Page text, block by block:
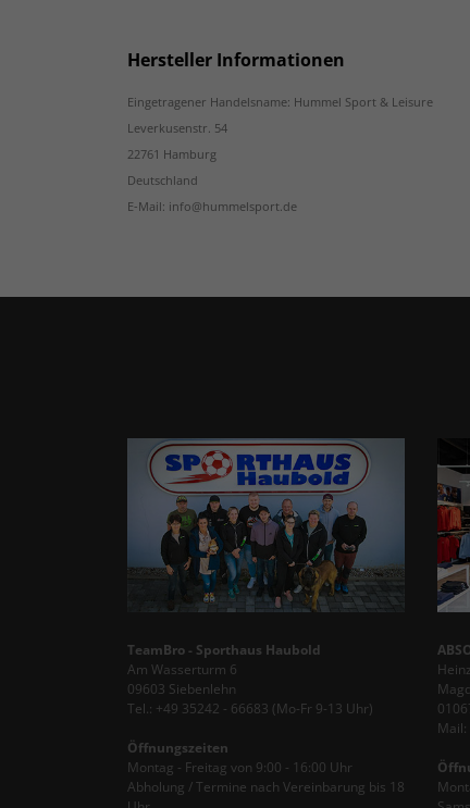
Hersteller Informationen
Eingetragener Handelsname: Hummel Sport & Leisure
Leverkusenstr. 54
22761 Hamburg
Deutschland
E-Mail: info@hummelsport.de
TeamBro - Sporthaus Haubold
Am Wasserturm 6
09603 Siebenlehn
Tel.: +49 35242 - 66683 (Mo-Fr 9-13 Uhr)
Öffnungszeiten
Montag - Freitag von 9:00 - 16:00 Uhr
Abholung / Termine nach Vereinbarung bis 18